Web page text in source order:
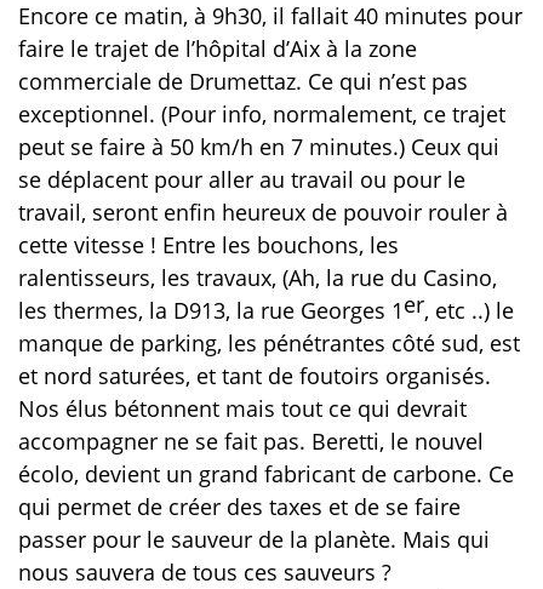
Encore ce matin, à 9h30, il fallait 40 minutes pour
faire le trajet de l’hôpital d’Aix à la zone
commerciale de Drumettaz. Ce qui n’est pas
exceptionnel. (Pour info, normalement, ce trajet
peut se faire à 50 km/h en 7 minutes.) Ceux qui
se déplacent pour aller au travail ou pour le
travail, seront enfin heureux de pouvoir rouler à
cette vitesse ! Entre les bouchons, les
ralentisseurs, les travaux, (Ah, la rue du Casino,
les thermes, la D913, la rue Georges 1er, etc ..) le
manque de parking, les pénétrantes côté sud, est
et nord saturées, et tant de foutoirs organisés.
Nos élus bétonnent mais tout ce qui devrait
accompagner ne se fait pas. Beretti, le nouvel
écolo, devient un grand fabricant de carbone. Ce
qui permet de créer des taxes et de se faire
passer pour le sauveur de la planète. Mais qui
nous sauvera de tous ces sauveurs ?